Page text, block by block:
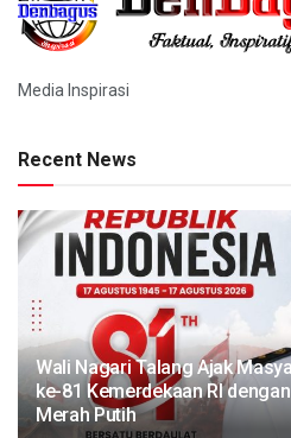
Media Inspirasi
Recent News
Wali Nagari Talang Ajak
ke-81 Kemerdekaan RI
Merah Putih